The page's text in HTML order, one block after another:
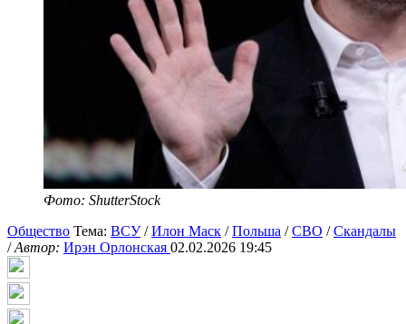
Фото: ShutterStock
Общество Тема: ВСУ/Илон Маск /Польша /СВО /Скандалы
/Автор: Ирэн Орлонская 02.02.2026 19:45